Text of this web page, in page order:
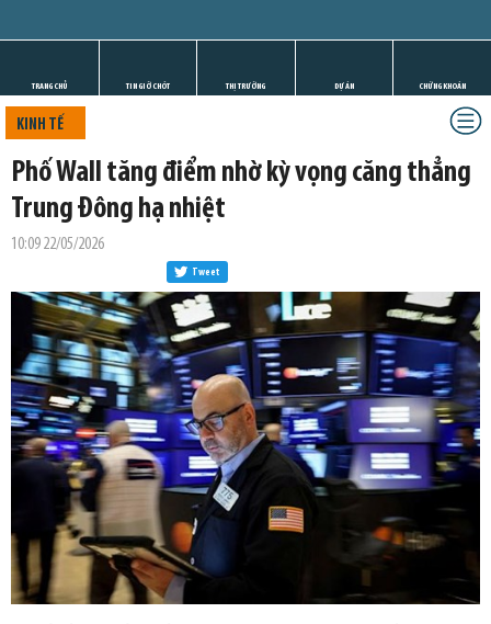
TRANG CHỦ TIN GIỜ CHÓT THỊ TRƯỜNG DỰ ÁN CHỨNG KHOÁN
KINH TẾ
Phố Wall tăng điểm nhờ kỳ vọng căng thẳng
Trung Đông hạ nhiệt
10:09 22/05/2026
Tweet